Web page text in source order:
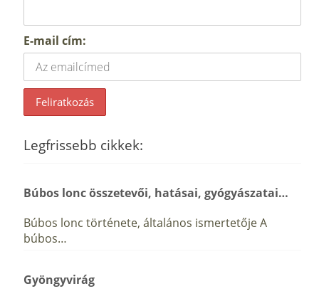
E-mail cím:
Legfrissebb cikkek:
Búbos lonc összetevői, hatásai, gyógyászatai…
Búbos lonc története, általános ismertetője A
búbos…
Gyöngyvirág